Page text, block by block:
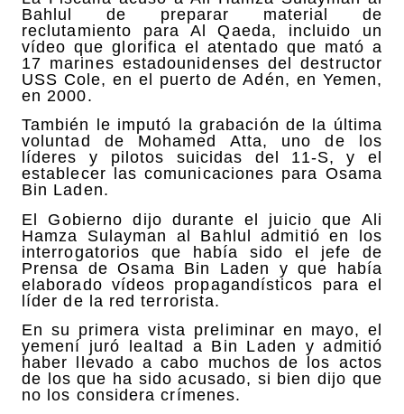
Bahlul de preparar material de
reclutamiento para Al Qaeda, incluido un
vídeo que glorifica el atentado que mató a
17 marines estadounidenses del destructor
USS Cole, en el puerto de Adén, en Yemen,
en 2000.
También le imputó la grabación de la última
voluntad de Mohamed Atta, uno de los
líderes y pilotos suicidas del 11-S, y el
establecer las comunicaciones para Osama
Bin Laden.
El Gobierno dijo durante el juicio que Ali
Hamza Sulayman al Bahlul admitió en los
interrogatorios que había sido el jefe de
Prensa de Osama Bin Laden y que había
elaborado vídeos propagandísticos para el
líder de la red terrorista.
En su primera vista preliminar en mayo, el
yemení juró lealtad a Bin Laden y admitió
haber llevado a cabo muchos de los actos
de los que ha sido acusado, si bien dijo que
no los considera crímenes.